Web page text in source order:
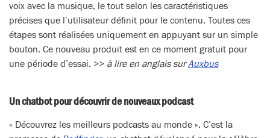
voix avec la musique, le tout selon les caractéristiques
précises que l’utilisateur définit pour le contenu. Toutes ces
étapes sont réalisées uniquement en appuyant sur un simple
bouton. Ce nouveau produit est en ce moment gratuit pour
une période d’essai. >> à lire en anglais surAuxbus
Un chatbot pour découvrir de nouveaux podcast
« Découvrez les meilleurs podcasts au monde ». C’est la